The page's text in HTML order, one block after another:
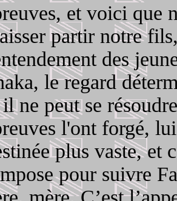
et voici que
partir notre
des
le regard
ne peut se
l'ont forgé,
plus vaste, et
pour suivre